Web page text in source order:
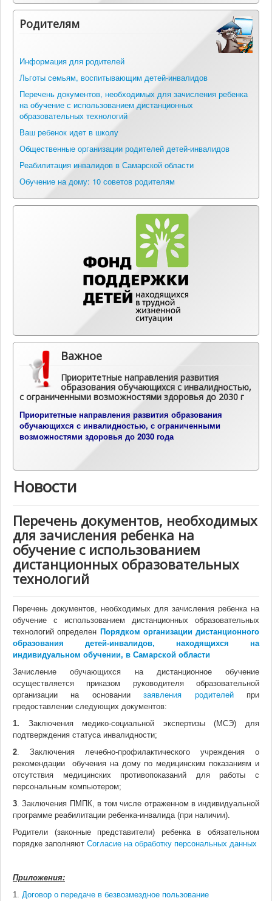
Родителям
Информация для родителей
Льготы семьям, воспитывающим детей-инвалидов
Перечень документов, необходимых для зачисления ребенка
на обучение с использованием дистанционных
образовательных технологий
Ваш ребенок идет в школу
Общественные организации родителей детей-инвалидов
Реабилитация инвалидов в Самарской области
Обучение на дому: 10 советов родителям
Важное
Приоритетные направления развития
образования обучающихся с инвалидностью,
с ограниченными возможностями здоровья до 2030 г
Приоритетные направления развития образования
обучающихся с инвалидностью, с ограниченными
возможностями здоровья до 2030 года
Новости
Перечень документов, необходимых
для зачисления ребенка на
обучение с использованием
дистанционных образовательных
технологий
Перечень документов, необходимых для зачисления ребенка на
обучение с использованием дистанционных образовательных
технологий определен Порядком организации дистанционного
образования детей-инвалидов, находящихся на
индивидуальном обучении, в Самарской области
Зачисление обучающихся на дистанционное обучение
осуществляется приказом руководителя образовательной
организации на основаниизаявления родителейпри
предоставлении следующих документов:
1. Заключения медико-социальной экспертизы (МСЭ) для
подтверждения статуса инвалидности;
2. Заключения лечебно-профилактического учреждения о
рекомендации обучения на дому по медицинским показаниям и
отсутствия медицинских противопоказаний для работы с
персональным компьютером;
3. Заключения ПМПК, в том числе отраженном в индивидуальной
программе реабилитации ребенка-инвалида (при наличии).
Родители (законные представители) ребенка в обязательном
порядке заполняют Согласие на обработку персональных данных
Приложения:
1. Договор о передаче в безвозмездное пользование